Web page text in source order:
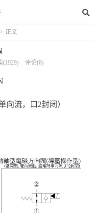
> 正文
(1929) 评论(0)
向流，口2封闭）